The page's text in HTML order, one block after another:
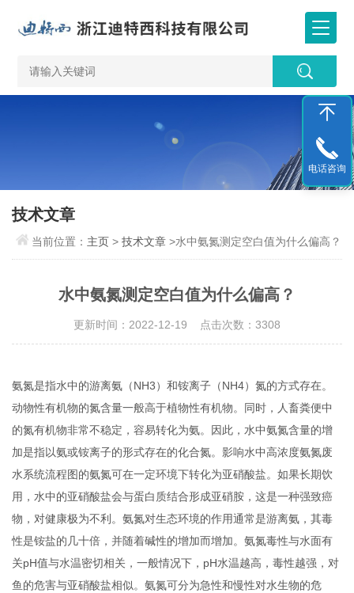
技术文章
当前位置： 主页 >技术文章 >水中氨氮测定空白值为什么偏高？
水中氨氮测定空白值为什么偏高？
更新时间：2022-12-19 点击次数：3308
氨氮是指水中的游离氨（NH3）和铵离子（NH4）氮的方式存在。
动物性有机物的氮含量一般高于植物性有机物。同时，人畜粪便中
的氮有机物非常不稳定，容易转化为氨。因此，水中氨氮含量的增
加是指以氨或铵离子的形式存在的化合氮。影响水中高浓度氨氮废
水系统流程图的氨氮可在一定环境下转化为亚硝酸盐。如果长期饮
用，水中的亚硝酸盐会与蛋白质结合形成亚硝胺，这是一种强致癌
物，对健康极为不利。氨氮对生态环境的作用通常是游离氨，其毒
性是铵盐的几十倍，并随着碱性的增加而增加。氨氮毒性与水面有
关pH值与水温密切相关，一般情况下，pH水温越高，毒性越强，对
鱼的危害与亚硝酸盐相似。氨氮可分为急性和慢性对水生物的危
电话咨询